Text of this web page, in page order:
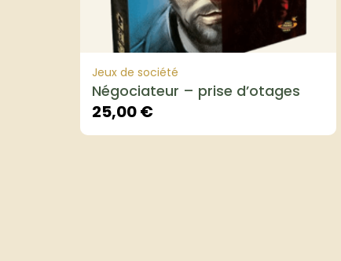
Jeux de société
Négociateur – prise d’otages
25,00€